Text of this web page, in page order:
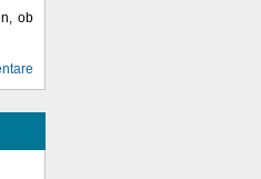
ob